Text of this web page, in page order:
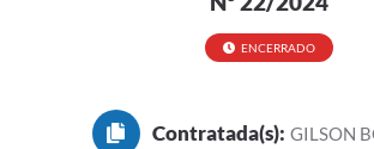
ENCERRADO
Contratada(s): GILSON